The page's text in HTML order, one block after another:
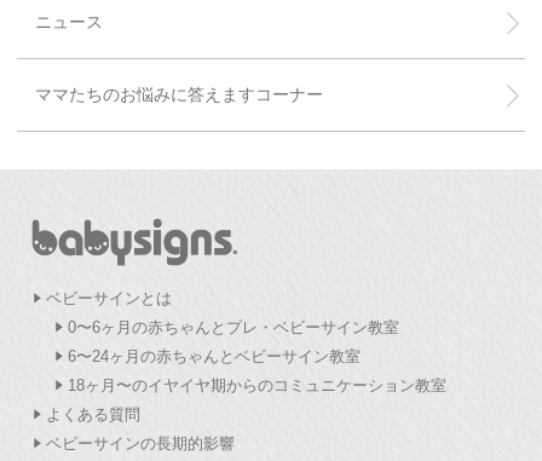
ニュース
ママたちのお悩みに答えますコーナー
ベビーサインとは
0〜6ヶ月の赤ちゃんとプレ・ベビーサイン教室
6〜24ヶ月の赤ちゃんとベビーサイン教室
18ヶ月〜のイヤイヤ期からのコミュニケーション教室
よくある質問
ベビーサインの長期的影響